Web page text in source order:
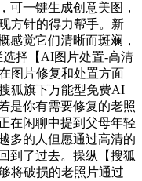
可一键生成创意美图，
方针的得力帮手。新
感觉它们清晰而斑斓，
择【AI图片处置-高清
图片修复和处置方面
狐旗下万能型免费AI
是你有需要修复的老照
在闲聊中提到父母年轻
多的人但愿通过高清的
到了过去。操纵【搜狐
将破损的老照片通过